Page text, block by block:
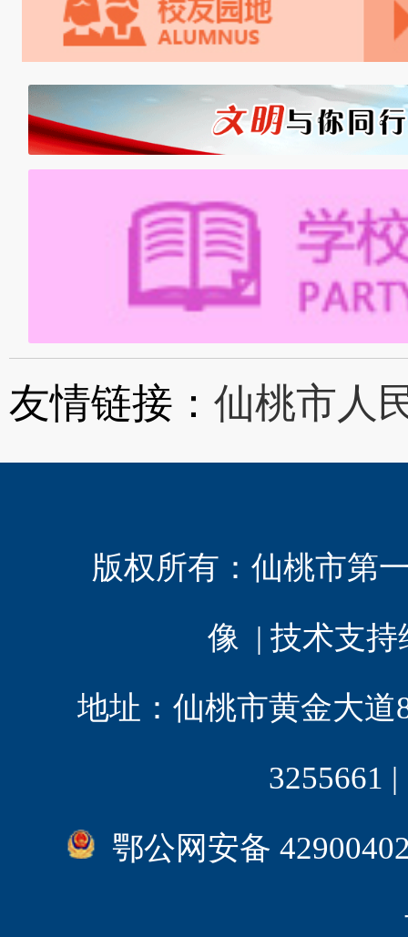
友情链接： 仙桃市人
版权所有： 仙桃市第
像 | 技术支持
地址：仙桃市黄金大道
3255661
鄂公网安备